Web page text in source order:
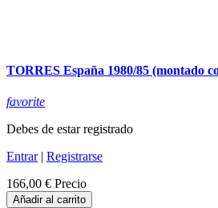
TORRES España 1980/85 (montado
favorite
Debes de estar registrado
Entrar| Registrarse
166,00 € Precio
Añadir al carrito